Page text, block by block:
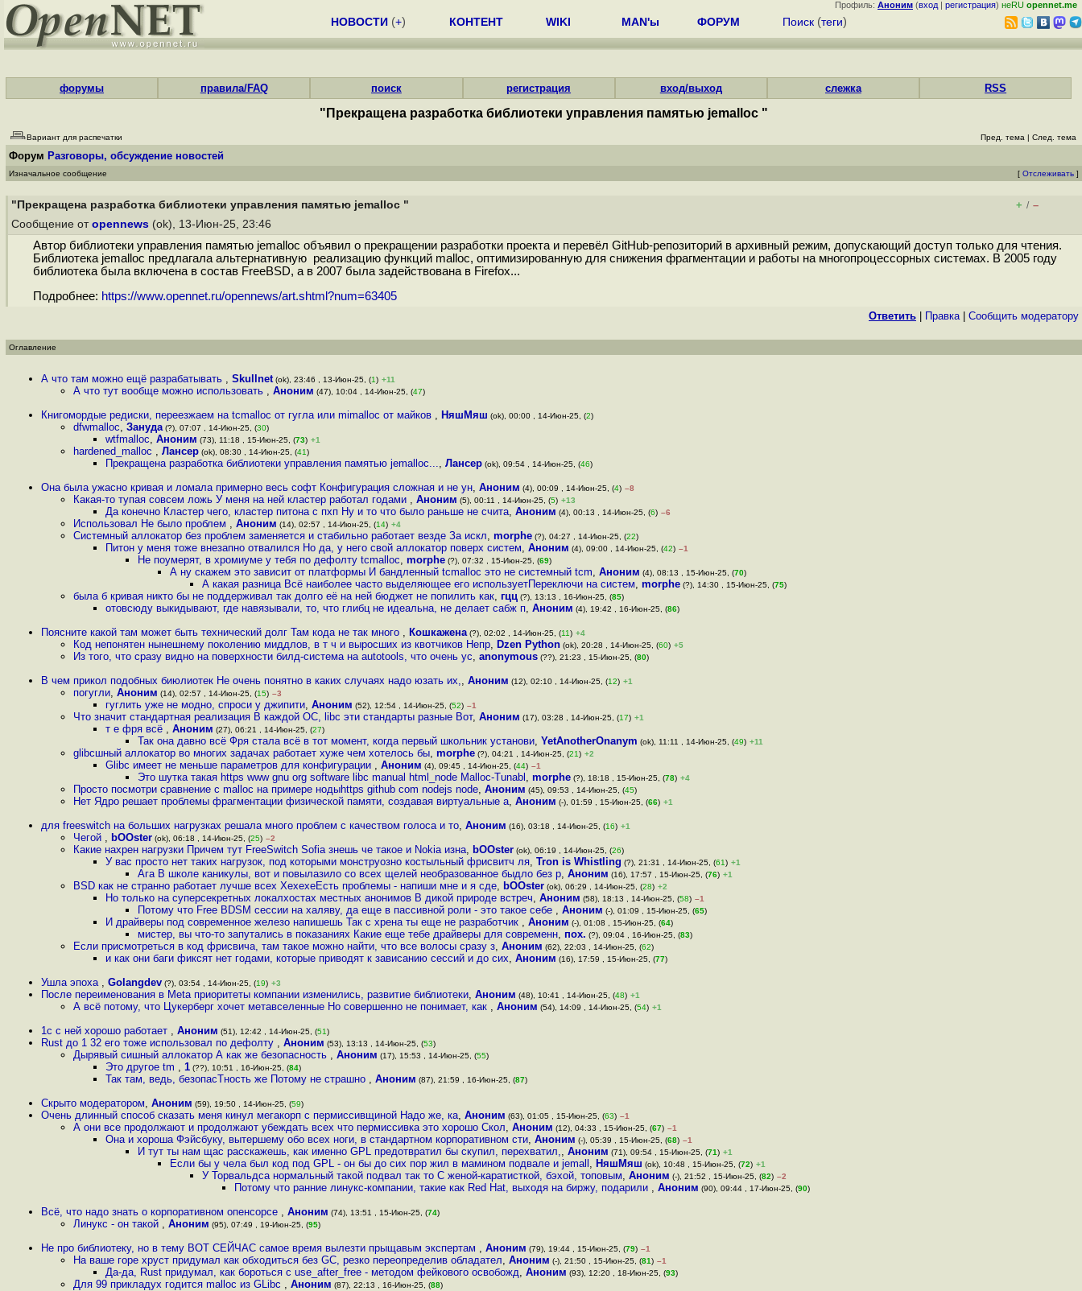
Профиль: Аноним (вход | регистрация) неRU opennet.me
НОВОСТИ (+) КОНТЕНТ WIKI MAN'ы ФОРУМ Поиск (теги)
форумы правила/FAQ поиск регистрация вход/выход слежка RSS
"Прекращена разработка библиотеки управления памятью jemalloc "
Вариант для распечатки Пред. тема | След. тема
Форум Разговоры, обсуждение новостей
Изначальное сообщение [ Отслеживать ]
"Прекращена разработка библиотеки управления памятью jemalloc " + / –
Сообщение от opennews (ok), 13-Июн-25, 23:46
Автор библиотеки управления памятью jemalloc объявил о прекращении разработки проекта и перевёл GitHub-репозиторий в архивный режим, допускающий доступ только для чтения.
Библиотека jemalloc предлагала альтернативную реализацию функций malloc, оптимизированную для снижения фрагментации и работы на многопроцессорных системах. В 2005 году
библиотека была включена в состав FreeBSD, а в 2007 была задействована в Firefox...
Подробнее: https://www.opennet.ru/opennews/art.shtml?num=63405
Ответить Правка| Cообщить модератору
Оглавление
А что там можно ещё разрабатывать , Skullnet (ok), 23:46 , 13-Июн-25, (1) +11
А что тут вообще можно использовать , Аноним (47), 10:04 , 14-Июн-25, (47)
Книгомордые редиски, переезжаем на tcmalloc от гугла или mimalloc от майков , НяшМяш (ok), 00:00 , 14-Июн-25, (2)
dfwmalloc, Зануда (?), 07:07 , 14-Июн-25, (30)
wtfmalloc, Аноним (73), 11:18 , 15-Июн-25, (73) +1
hardened_malloc , Лансер (ok), 08:30 , 14-Июн-25, (41)
Прекращена разработка библиотеки управления памятью jemalloc..., Лансер (ok), 09:54 , 14-Июн-25, (46)
Она была ужасно кривая и ломала примерно весь софт Конфигурация сложная и не ун, Аноним (4), 00:09 , 14-Июн-25, (4) –8
Какая-то тупая совсем ложь У меня на ней кластер работал годами , Аноним (5), 00:11 , 14-Июн-25, (5) +13
Да конечно Кластер чего, кластер питона с пхп Ну и то что было раньше не счита, Аноним (4), 00:13 , 14-Июн-25, (6) –6
Использовал Не было проблем , Аноним (14), 02:57 , 14-Июн-25, (14) +4
Системный аллокатор без проблем заменяется и стабильно работает везде За искл, morphe (?), 04:27 , 14-Июн-25, (22)
Питон у меня тоже внезапно отвалился Но да, у него свой аллокатор поверх систем, Аноним (4), 09:00 , 14-Июн-25, (42) –1
Не поумерят, в хромиуме у тебя по дефолту tcmalloc, morphe (?), 07:32 , 15-Июн-25, (69)
А ну скажем это зависит от платформы И бандленный tcmalloc это не системный tcm, Аноним (4), 08:13 , 15-Июн-25, (70)
А какая разница Всё наиболее часто выделяющее его используетПереключи на систем, morphe (?), 14:30 , 15-Июн-25, (75)
была б кривая никто бы не поддерживал так долго её на ней бюджет не попилить как, гцц (?), 13:13 , 16-Июн-25, (85)
отовсюду выкидывают, где навязывали, то, что глибц не идеальна, не делает сабж п, Аноним (4), 19:42 , 16-Июн-25, (86)
Поясните какой там может быть технический долг Там кода не так много , Кошкажена (?), 02:02 , 14-Июн-25, (11) +4
Код непонятен нынешнему поколению миддлов, в т ч и выросших из квотчиков Непр, Dzen Python (ok), 20:28 , 14-Июн-25, (60) +5
Из того, что сразу видно на поверхности билд-система на autotools, что очень ус, anonymous (??), 21:23 , 15-Июн-25, (80)
В чем прикол подобных биюлиотек Не очень понятно в каких случаях надо юзать их,, Аноним (12), 02:10 , 14-Июн-25, (12) +1
погугли, Аноним (14), 02:57 , 14-Июн-25, (15) –3
гуглить уже не модно, спроси у джипити, Аноним (52), 12:54 , 14-Июн-25, (52) –1
Что значит стандартная реализация В каждой ОС, libc эти стандарты разные Вот, Аноним (17), 03:28 , 14-Июн-25, (17) +1
т е фря всё , Аноним (27), 06:21 , 14-Июн-25, (27)
Так она давно всё Фря стала всё в тот момент, когда первый школьник установи, YetAnotherOnanym (ok), 11:11 , 14-Июн-25, (49) +11
glibcшный аллокатор во многих задачах работает хуже чем хотелось бы, morphe (?), 04:21 , 14-Июн-25, (21) +2
Glibc имеет не меньше параметров для конфигурации , Аноним (4), 09:45 , 14-Июн-25, (44) –1
Это шутка такая https www gnu org software libc manual html_node Malloc-Tunabl , morphe (?), 18:18 , 15-Июн-25, (78) +4
Просто посмотри сравнение с malloc на примере нодыhttps github com nodejs node, Аноним (45), 09:53 , 14-Июн-25, (45)
Нет Ядро решает проблемы фрагментации физической памяти, создавая виртуальные а, Аноним (-), 01:59 , 15-Июн-25, (66) +1
для freeswitch на больших нагрузках решала много проблем с качеством голоса и то, Аноним (16), 03:18 , 14-Июн-25, (16) +1
Чегой , bOOster (ok), 06:18 , 14-Июн-25, (25) –2
Какие нахрен нагрузки Причем тут FreeSwitch Sofia знешь че такое и Nokia изна, bOOster (ok), 06:19 , 14-Июн-25, (26)
У вас просто нет таких нагрузок, под которыми монструозно костыльный фрисвитч ля, Tron is Whistling (?), 21:31 , 14-Июн-25, (61) +1
Ага В школе каникулы, вот и повылазило со всех щелей необразованное быдло без р, Аноним (16), 17:57 , 15-Июн-25, (76) +1
BSD как не странно работает лучше всех ХехехеЕсть проблемы - напиши мне и я сде, bOOster (ok), 06:29 , 14-Июн-25, (28) +2
Но только на суперсекретных локалхостах местных анонимов В дикой природе встреч, Аноним (58), 18:13 , 14-Июн-25, (58) –1
Потому что Free BDSM сессии на халяву, да еще в пассивной роли - это такое себе , Аноним (-), 01:09 , 15-Июн-25, (65)
И драйверы под современное железо напишешь Так с хрена ты еще не разработчик , Аноним (-), 01:08 , 15-Июн-25, (64)
мистер, вы что-то запутались в показаниях Какие еще тебе драйверы для современн, пох. (?), 09:04 , 16-Июн-25, (83)
Если присмотреться в код фрисвича, там такое можно найти, что все волосы сразу з, Аноним (62), 22:03 , 14-Июн-25, (62)
и как они баги фиксят нет годами, которые приводят к зависанию сессий и до сих, Аноним (16), 17:59 , 15-Июн-25, (77)
Ушла эпоха , Golangdev (?), 03:54 , 14-Июн-25, (19) +3
После переименования в Meta приоритеты компании изменились, развитие библиотеки, Аноним (48), 10:41 , 14-Июн-25, (48) +1
А всё потому, что Цукерберг хочет метавселенные Но совершенно не понимает, как , Аноним (54), 14:09 , 14-Июн-25, (54) +1
1с с ней хорошо работает , Аноним (51), 12:42 , 14-Июн-25, (51)
Rust до 1 32 его тоже использовал по дефолту , Аноним (53), 13:13 , 14-Июн-25, (53)
Дырявый сишный аллокатор А как же безопасность , Аноним (17), 15:53 , 14-Июн-25, (55)
Это другое tm , 1 (??), 10:51 , 16-Июн-25, (84)
Так там, ведь, безопасТность же Потому не страшно , Аноним (87), 21:59 , 16-Июн-25, (87)
Скрыто модератором, Аноним (59), 19:50 , 14-Июн-25, (59)
Очень длинный способ сказать меня кинул мегакорп с пермиссивщиной Надо же, ка, Аноним (63), 01:05 , 15-Июн-25, (63) –1
А они все продолжают и продолжают убеждать всех что пермиссивка это хорошо Скол, Аноним (12), 04:33 , 15-Июн-25, (67) –1
Она и хороша Фэйсбуку, вытершему обо всех ноги, в стандартном корпоративном сти, Аноним (-), 05:39 , 15-Июн-25, (68) –1
И тут ты нам щас расскажешь, как именно GPL предотвратил бы скупил, перехватил,, Аноним (71), 09:54 , 15-Июн-25, (71) +1
Если бы у чела был код под GPL - он бы до сих пор жил в мамином подвале и jemall , НяшМяш (ok), 10:48 , 15-Июн-25, (72) +1
У Торвальдса нормальный такой подвал так то С женой-каратисткой, бэхой, топовым, Аноним (-), 21:52 , 15-Июн-25, (82) –2
Потому что ранние линукс-компании, такие как Red Hat, выходя на биржу, подарили , Аноним (90), 09:44 , 17-Июн-25, (90)
Всё, что надо знать о корпоративном опенсорсе , Аноним (74), 13:51 , 15-Июн-25, (74)
Линукс - он такой , Аноним (95), 07:49 , 19-Июн-25, (95)
Не про библиотеку, но в тему ВОТ СЕЙЧАС самое время вылезти прыщавым экспертам , Аноним (79), 19:44 , 15-Июн-25, (79) –1
На ваше горе хруст придумал как обходиться без GC, резко переопределив обладател, Аноним (-), 21:50 , 15-Июн-25, (81) –1
Да-да, Rust придумал, как бороться с use_after_free - методом фейкового освобожд, Аноним (93), 12:20 , 18-Июн-25, (93)
Для 99 прикладух годится malloc из GLibc , Аноним (87), 22:13 , 16-Июн-25, (88)